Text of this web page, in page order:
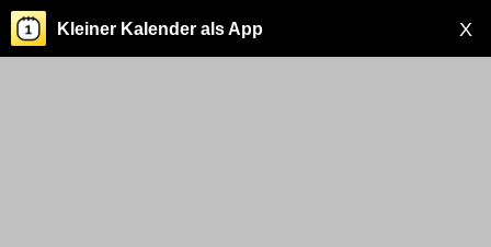
X
Kleiner Kalender als App